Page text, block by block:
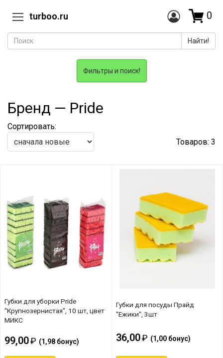
turboo.ru
Найти!
0
Фильтры и поиск!
Бренд — Pride
Сортировать:
Товаров: 3
Губки для уборки Pride
"Крупнозернистая", 10 шт, цвет
МИКС
99,00 (1,98 бонус)
Губки для посуды Прайд
"Ежики", 3шт
36,00 (1,00бонус)